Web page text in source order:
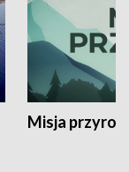
Misja